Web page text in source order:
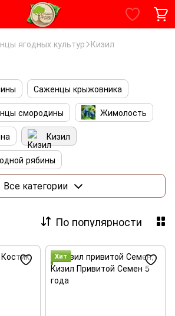
ягодных культур Кизил
Саженцы крыжовника
смородины
Жимолость
Кизил
рябины
Виноград
Все категории
По популярности
Хит